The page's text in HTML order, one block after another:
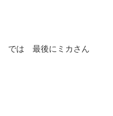
では 最後にミカさん